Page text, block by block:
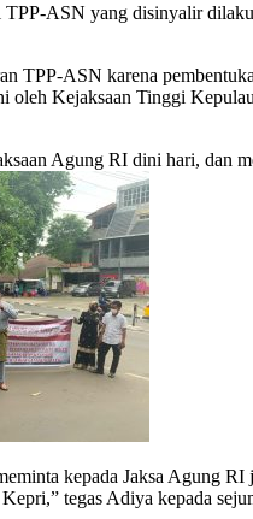
TPP-ASN yang disinyalir
TPP-ASN karena
oleh Kejaksaan Tinggi
Agung RI dini hari, dan
kepada Jaksa Agung
tegas Adiya kepada